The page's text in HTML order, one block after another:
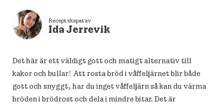
Recept skapat av
Ida Jerrevik
Det här är ett väldigt gott och matigt alternativ till
kakor och bullar! Att rosta bröd i våffeljärnet blir både
gott och snyggt, har du inget våffeljärn så kan du värma
bröden i brödrost och dela i mindre bitar. Det är